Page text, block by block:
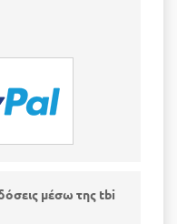
μέσω της tbi